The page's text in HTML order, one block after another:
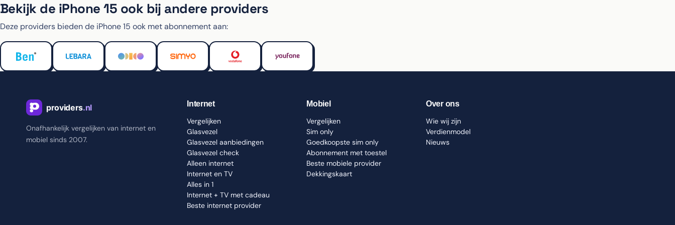
Bekijk de iPhone 15 ook bij andere providers
Deze providers bieden de iPhone 15 ook met abonnement aan:
Onafhankelijk vergelijken van internet en
mobiel sinds 2007.
Internet
Vergelijken
Glasvezel
Glasvezel aanbiedingen
Glasvezel check
Alleen internet
Internet en TV
Alles in 1
Internet + TV met cadeau
Beste internet provider
Mobiel
Vergelijken
Sim only
Goedkoopste sim only
Abonnement met toestel
Beste mobiele provider
Dekkingskaart
Over ons
Wie wij zijn
Verdienmodel
Nieuws